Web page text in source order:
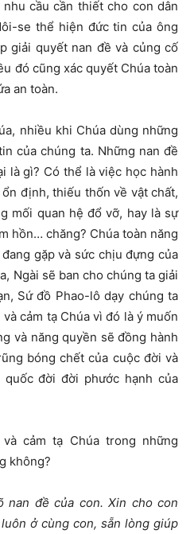
cầu cần thiết cho con dân
se thể hiện đức tin của ông
giải quyết nan đề và củng cố
đó cũng xác quyết Chúa toàn
an toàn.
nhiều khi Chúa dùng những
của chúng ta. Những nan đề
là gì? Có thể là việc học hành
định, thiếu thốn về vật chất,
mối quan hệ đổ vỡ, hay là sự
hồn… chăng? Chúa toàn năng
gặp và sức chịu đựng của
Ngài sẽ ban cho chúng ta giải
Sứ đồ Phao-lô dạy chúng ta
cảm tạ Chúa vì đó là ý muốn
và năng quyền sẽ đồng hành
bóng chết của cuộc đời và
đời đời phước hạnh của
cảm tạ Chúa trong những
không?
nan đề của con. Xin chocon
ở cùng con, sẵn lòng giúp